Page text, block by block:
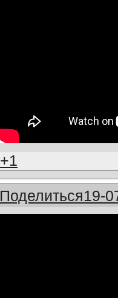
+1
Поделиться19-